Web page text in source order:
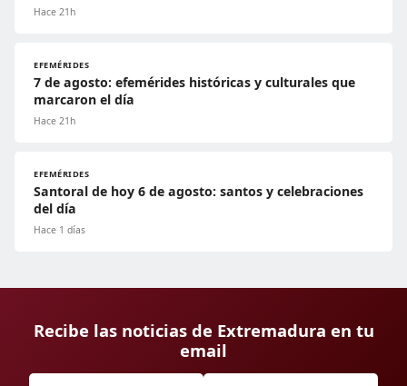
Hace 21h
EFEMÉRIDES
7 de agosto: efemérides históricas y culturales que
marcaron el día
Hace 21h
EFEMÉRIDES
Santoral de hoy 6 de agosto: santos y celebraciones
del día
Hace 1 días
Recibe las noticias de Extremadura en tu
email